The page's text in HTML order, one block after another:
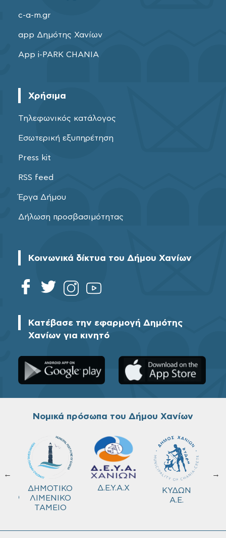
c-a-m.gr
app Δημότης Χανίων
App i-PARK CHANIA
Χρήσιμα
Τηλεφωνικός κατάλογος
Εσωτερική εξυπηρέτηση
Press kit
RSS feed
Έργα Δήμου
Δήλωση προσβασιμότητας
Κοινωνικά δίκτυα του Δήμου Χανίων
Κατέβασε την εφαρμογή Δημότης
Χανίων για κινητό
Νομικά πρόσωπα του Δήμου Χανίων
←
ΔΗΜΟΤΙΚΟ
ΛΙΜΕΝΙΚΟ
ΤΑΜΕΙΟ
Δ.Ε.Υ.Α.Χ
ΚΥΔΩΝ
Α.Ε.
→